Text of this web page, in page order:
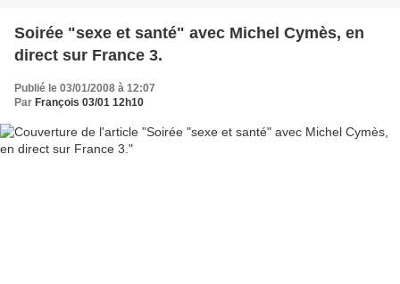
Soirée "sexe et santé" avec Michel Cymès, en
direct sur France 3.
Publié le 03/01/2008 à 12:07
Par François 03/01 12h10